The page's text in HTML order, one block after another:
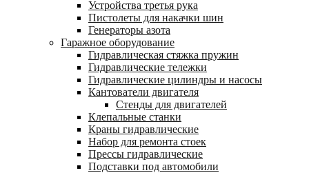
Устройства третья рука
Пистолеты для накачки шин
Генераторы азота
Гаражное оборудование
Гидравлическая стяжка пружин
Гидравлические тележки
Гидравлические цилиндры и насосы
Кантователи двигателя
Стенды для двигателей
Клепальные станки
Краны гидравлические
Набор для ремонта стоек
Прессы гидравлические
Подставки под автомобили